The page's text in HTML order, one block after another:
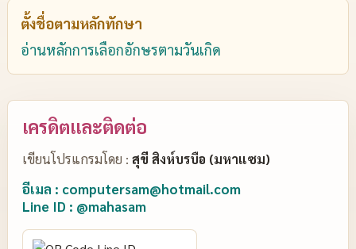
ตั้งชื่อตามหลักทักษา
อ่านหลักการเลือกอักษรตามวันเกิด
เครดิตและติดต่อ
เขียนโปรแกรมโดย : สุขี สิงห์บรบือ (มหาแซม)
อีเมล : computersam@hotmail.com
Line ID : @mahasam